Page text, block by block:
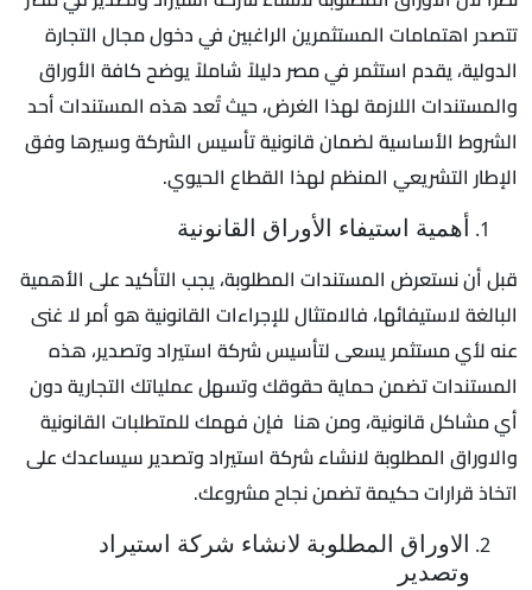
تتصدر اهتمامات المستثمرين الراغبين في دخول مجال التجارة
الدولية، يقدم استثمر في مصر دليلاً شاملاً يوضح كافة الأوراق
والمستندات اللازمة لهذا الغرض، حيث تُعد هذه المستندات أحد
الشروط الأساسية لضمان قانونية تأسيس الشركة وسيرها وفق
الإطار التشريعي المنظم لهذا القطاع الحيوي.
أهمية استيفاء الأوراق القانونية
قبل أن نستعرض المستندات المطلوبة، يجب التأكيد على الأهمية
البالغة لاستيفائها، فالامتثال للإجراءات القانونية هو أمر لا غنى
عنه لأي مستثمر يسعى لتأسيس شركة استيراد وتصدير، هذه
المستندات تضمن حماية حقوقك وتسهل عملياتك التجارية دون
أي مشاكل قانونية، ومن هنا فإن فهمك للمتطلبات القانونية
والاوراق المطلوبة لانشاء شركة استيراد وتصدير سيساعدك على
اتخاذ قرارات حكيمة تضمن نجاح مشروعك.
الاوراق المطلوبة لانشاء شركة استيراد
وتصدير